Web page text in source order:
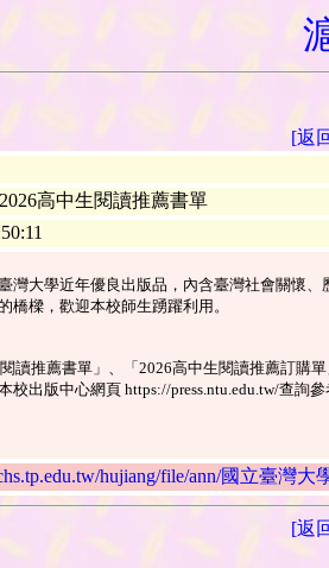
[返
高中生閱讀推薦書單
灣大學近年優良出版品，內含臺灣社會關懷
橋樑，歡迎本校師生踴躍利用。
讀推薦書單」、「2026高中生閱讀推薦訂購
校出版中心網頁 https://press.ntu.edu.tw/查詢
hujiang/file/ann/國立臺灣
[返